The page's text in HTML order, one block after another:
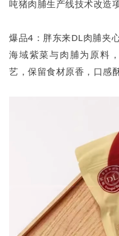
吨猪肉脯生产线技术改造项
爆品4：胖东来DL肉脯夹
海域紫菜与肉脯为原料
艺，保留食材原香，口感